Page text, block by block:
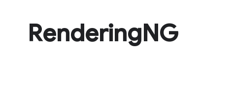
RenderingNG